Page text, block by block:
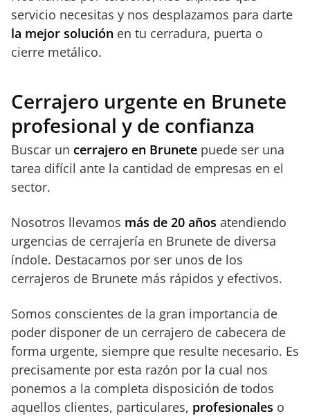
servicio necesitas y nos desplazamos para darte
la mejor solución en tu cerradura, puerta o
cierre metálico.
Cerrajero urgente en Brunete
profesional y de confianza
Buscar un cerrajero en Brunete puede ser una
tarea difícil ante la cantidad de empresas en el
sector.
Nosotros llevamos más de 20 años atendiendo
urgencias de cerrajería en Brunete de diversa
índole. Destacamos por ser unos de los
cerrajeros de Brunete más rápidos y efectivos.
Somos conscientes de la gran importancia de
poder disponer de un cerrajero de cabecera de
forma urgente, siempre que resulte necesario. Es
precisamente por esta razón por la cual nos
ponemos a la completa disposición de todos
aquellos clientes, particulares, profesionales o